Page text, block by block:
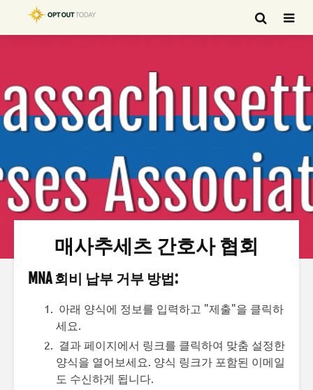
매사추세츠 간호사 협회
MNA 회비 납부 거부 방법:
아래 양식에 정보를 입력하고 "제출"을 클릭하
세요.
결과 페이지에서 링크를 클릭하여 맞춤 설정한
양식을 열어보세요. 양식 링크가 포함된 이메일
도 수신하게 됩니다.